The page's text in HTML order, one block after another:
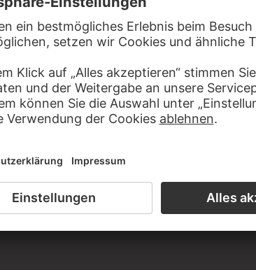
Einfassungslinien mit Bleistift, auf beigem